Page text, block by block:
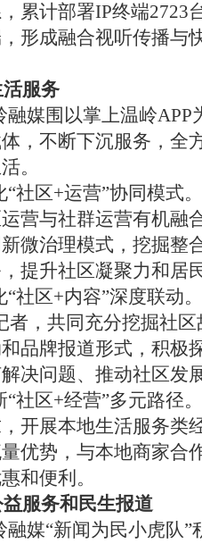
累计部署IP终端2723
形成融合视听传播与
活服务
融媒围以掌上温岭APP
，不断下沉服务，全
。
“社区+运营”协同模式
营与社群运营有机融
微治理模式，挖掘整
提升社区凝聚力和居
“社区+内容”深度联动
者，共同充分挖掘社
品牌报道形式，积极
决问题、推动社区发
“社区+经营”多元路径
开展本地生活服务类
优势，与本地商家合
和便利。
益服务和民生报道
融媒“新闻为民小虎队”